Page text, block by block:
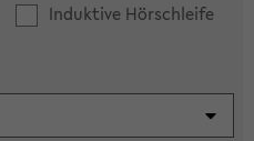
Induktive Hörschleife